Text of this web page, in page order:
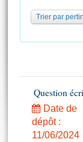
Pétitions
Projets de loi
Propositions
Amendements
Textes adoptés
( Constitution
Histoire
Juniors
La
Contacts et
Photos
Trier par
Question
Date de
dépôt :
11/06/2024